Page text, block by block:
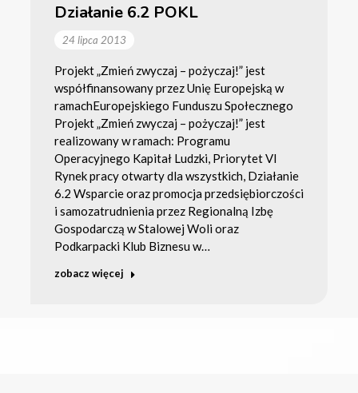
Działanie 6.2 POKL
24 lipca 2013
Projekt „Zmień zwyczaj – pożyczaj!” jest
współfinansowany przez Unię Europejską w
ramachEuropejskiego Funduszu Społecznego
Projekt „Zmień zwyczaj – pożyczaj!” jest
realizowany w ramach: Programu
Operacyjnego Kapitał Ludzki, Priorytet VI
Rynek pracy otwarty dla wszystkich, Działanie
6.2 Wsparcie oraz promocja przedsiębiorczości
i samozatrudnienia przez Regionalną Izbę
Gospodarczą w Stalowej Woli oraz
Podkarpacki Klub Biznesu w…
zobacz więcej